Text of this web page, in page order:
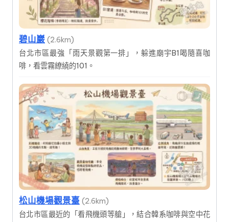
碧山巖 (2.6km)
台北市區最強「雨天景觀第一排」，躲進廟宇B1喝隨喜咖
啡，看雲霧繚繞的101。
松山機場觀景臺 (2.6km)
台北市區最近的「看飛機頭等艙」，結合韓系咖啡與空中花